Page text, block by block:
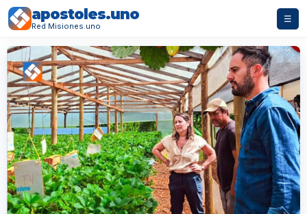
apostoles.uno
Red Misiones.uno
☰